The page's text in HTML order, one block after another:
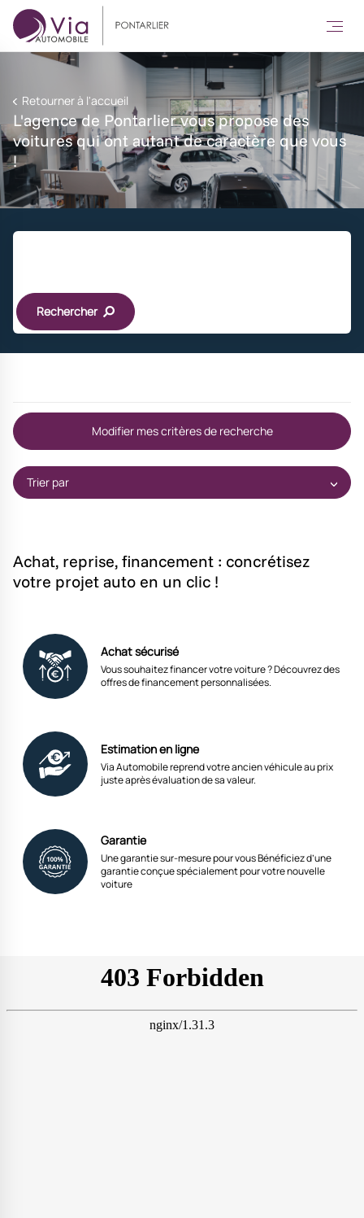
Retourner à l'accueil
L'agence de Pontarlier vous propose des
voitures qui ont autant de caractère que vous
!
Rechercher
Modifier mes critères de recherche
Trier par
Achat, reprise, financement : concrétisez
votre projet auto en un clic !
Achat sécurisé
Vous souhaitez financer votre voiture ? Découvrez des
offres de financement personnalisées.
Estimation en ligne
Via Automobile reprend votre ancien véhicule au prix
juste après évaluation de sa valeur.
Garantie
Une garantie sur-mesure pour vous Bénéficiez d’une
garantie conçue spécialement pour votre nouvelle
voiture